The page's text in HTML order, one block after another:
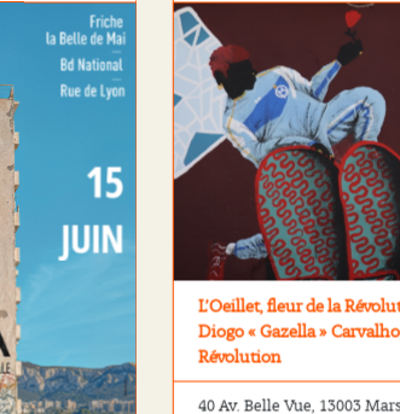
L’Oeillet, fleur de la
Diogo « Gazella »
Révolution
40 Av. Belle Vue, 13003